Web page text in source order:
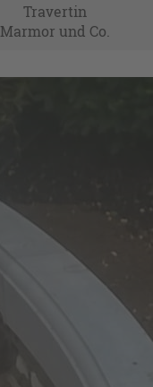
Travertin
Marmor und Co.